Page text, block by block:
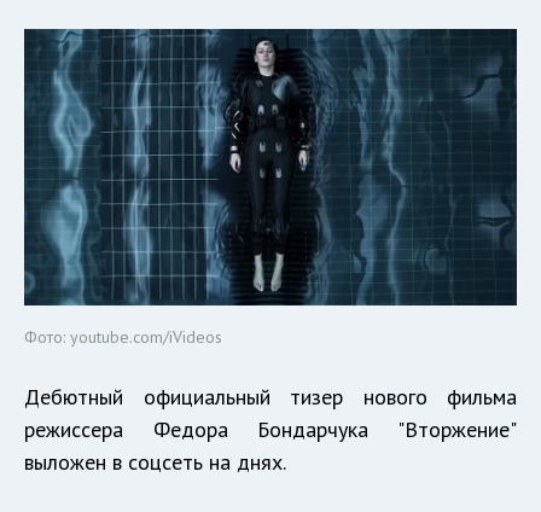
Фото: youtube.com/iVideos
Дебютный официальный тизер нового фильма
режиссера Федора Бондарчука "Вторжение"
выложен в соцсеть на днях.